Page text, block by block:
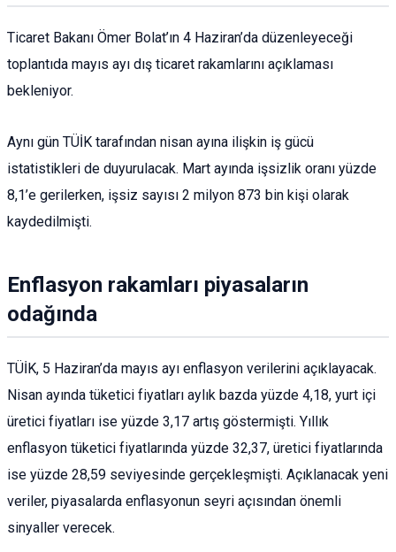
Ticaret Bakanı Ömer Bolat’ın 4 Haziran’da düzenleyeceği
toplantıda mayıs ayı dış ticaret rakamlarını açıklaması
bekleniyor.
Aynı gün TÜİK tarafından nisan ayına ilişkin iş gücü
istatistikleri de duyurulacak. Mart ayında işsizlik oranı yüzde
8,1’e gerilerken, işsiz sayısı 2 milyon 873 bin kişi olarak
kaydedilmişti.
Enflasyon rakamları piyasaların
odağında
TÜİK, 5 Haziran’da mayıs ayı enflasyon verilerini açıklayacak.
Nisan ayında tüketici fiyatları aylık bazda yüzde 4,18, yurt içi
üretici fiyatları ise yüzde 3,17 artış göstermişti. Yıllık
enflasyon tüketici fiyatlarında yüzde 32,37, üretici fiyatlarında
ise yüzde 28,59 seviyesinde gerçekleşmişti. Açıklanacak yeni
veriler, piyasalarda enflasyonun seyri açısından önemli
sinyaller verecek.